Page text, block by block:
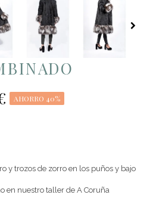
AHORRO 40%
y trozos de zorro en los puños y bajo
en nuestro taller de A Coruña